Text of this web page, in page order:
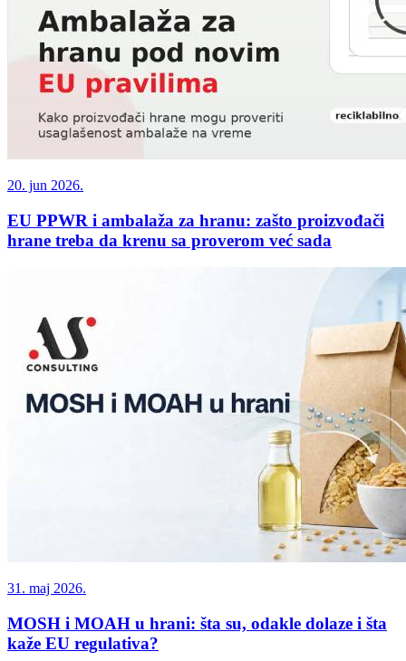
20. jun 2026.
EU PPWR i ambalaža za hranu: zašto proizvođači
hrane treba da krenu sa proverom već sada
31. maj 2026.
MOSH i MOAH u hrani: šta su, odakle dolaze i šta
kaže EU regulativa?